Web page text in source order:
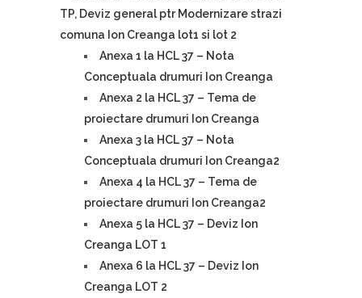
TP, Deviz general ptr Modernizare strazi
comuna Ion Creanga lot1 si lot 2
Anexa 1 la HCL 37 – Nota
Conceptuala drumuri Ion Creanga
Anexa 2 la HCL 37 – Tema de
proiectare drumuri Ion Creanga
Anexa 3 la HCL 37 – Nota
Conceptuala drumuri Ion Creanga2
Anexa 4 la HCL 37 – Tema de
proiectare drumuri Ion Creanga2
Anexa 5 la HCL 37 – Deviz Ion
Creanga LOT 1
Anexa 6 la HCL 37 – Deviz Ion
Creanga LOT 2